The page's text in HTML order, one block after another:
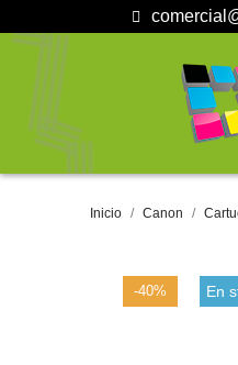
Inicio Canon
-40% En